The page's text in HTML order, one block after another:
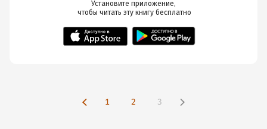
Установите приложение,
чтобы читать эту книгу бесплатно
1 2 3